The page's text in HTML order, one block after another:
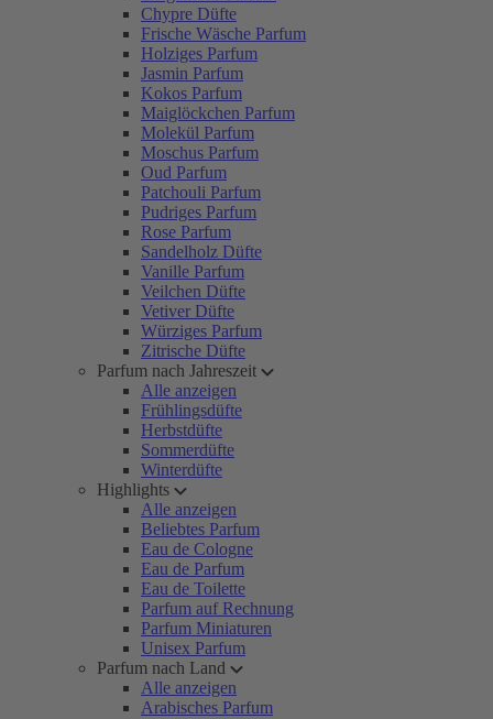
Chypre Düfte
Frische Wäsche Parfum
Holziges Parfum
Jasmin Parfum
Kokos Parfum
Maiglöckchen Parfum
Molekül Parfum
Moschus Parfum
Oud Parfum
Patchouli Parfum
Pudriges Parfum
Rose Parfum
Sandelholz Düfte
Vanille Parfum
Veilchen Düfte
Vetiver Düfte
Würziges Parfum
Zitrische Düfte
Parfum nach Jahreszeit
Alle anzeigen
Frühlingsdüfte
Herbstdüfte
Sommerdüfte
Winterdüfte
Highlights
Alle anzeigen
Beliebtes Parfum
Eau de Cologne
Eau de Parfum
Eau de Toilette
Parfum auf Rechnung
Parfum Miniaturen
Unisex Parfum
Parfum nach Land
Alle anzeigen
Arabisches Parfum